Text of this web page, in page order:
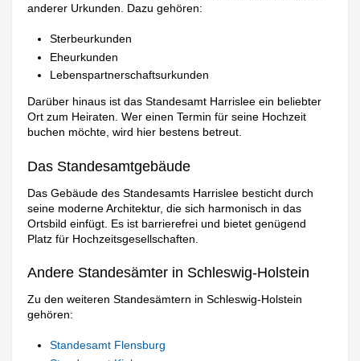
anderer Urkunden. Dazu gehören:
Sterbeurkunden
Eheurkunden
Lebenspartnerschaftsurkunden
Darüber hinaus ist das Standesamt Harrislee ein beliebter
Ort zum Heiraten. Wer einen Termin für seine Hochzeit
buchen möchte, wird hier bestens betreut.
Das Standesamtgebäude
Das Gebäude des Standesamts Harrislee besticht durch
seine moderne Architektur, die sich harmonisch in das
Ortsbild einfügt. Es ist barrierefrei und bietet genügend
Platz für Hochzeitsgesellschaften.
Andere Standesämter in Schleswig-Holstein
Zu den weiteren Standesämtern in Schleswig-Holstein
gehören:
Standesamt Flensburg